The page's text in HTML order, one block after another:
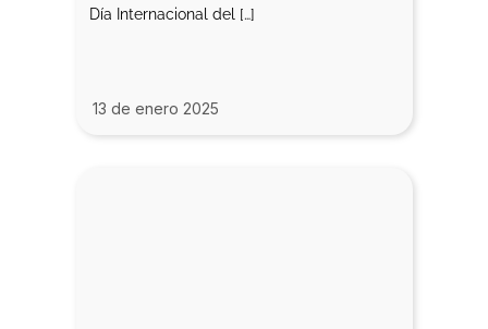
Día Internacional del […]
13 de enero 2025